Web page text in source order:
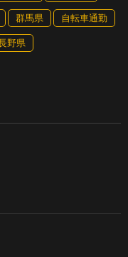
群馬県 自転車通勤
野県